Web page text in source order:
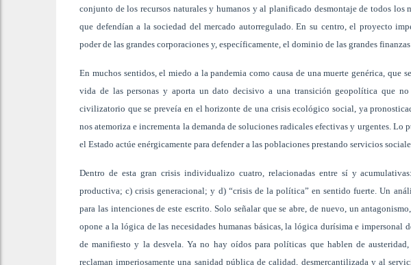
conjunto de los recursos naturales y humanos y al planificado desmontaje de todos
que defendían a la sociedad del mercado autorregulado. En su centro, el proyecto
poder de las grandes corporaciones y, específicamente, el dominio de las grandes
En muchos sentidos, el miedo a la pandemia como causa de una muerte genérica, que
vida de las personas y aporta un dato decisivo a una transición geopolítica que
civilizatorio que se preveía en el horizonte de una crisis ecológico social, ya
nos atemoriza e incrementa la demanda de soluciones radicales efectivas y urgentes. Lo
el Estado actúe enérgicamente para defender a las poblaciones prestando servicios
Dentro de esta gran crisis individualizo cuatro, relacionadas entre sí y
productiva; c) crisis generacional; y d) “crisis de la política” en sentido fuerte. Un
para las intenciones de este escrito. Solo señalar que se abre, de nuevo, un
opone a la lógica de las necesidades humanas básicas, la lógica durísima e
de manifiesto y la desvela. Ya no hay oídos para políticas que hablen de
reclaman imperiosamente una sanidad pública de calidad, desmercantilizada y al